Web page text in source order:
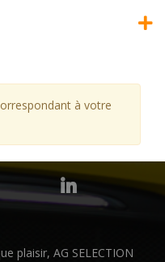
à votre
plaisir, AG SELECTION